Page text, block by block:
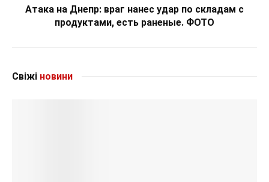
Атака на Днепр: враг нанес удар по складам с
продуктами, есть раненые. ФОТО
Свіжі новини